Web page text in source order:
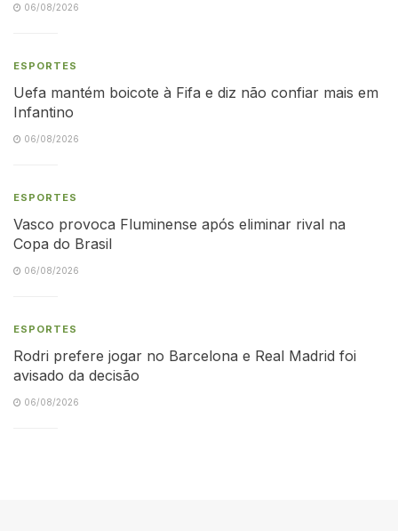
06/08/2026
ESPORTES
Uefa mantém boicote à Fifa e diz não confiar mais em
Infantino
06/08/2026
ESPORTES
Vasco provoca Fluminense após eliminar rival na
Copa do Brasil
06/08/2026
ESPORTES
Rodri prefere jogar no Barcelona e Real Madrid foi
avisado da decisão
06/08/2026